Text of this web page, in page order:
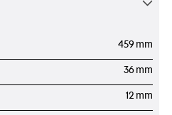
459 mm
36 mm
12 mm